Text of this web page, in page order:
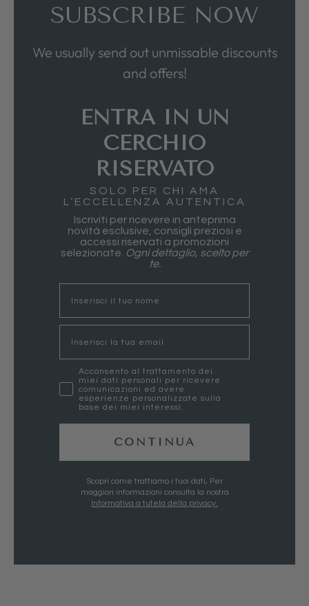
SUBSCRIBE NOW
We usually send out unmissable discounts
and offers!
ENTRA IN UN
CERCHIO
RISERVATO
SOLO PER CHI AMA
L’ECCELLENZA AUTENTICA
Iscriviti per ricevere in anteprima
novità esclusive, consigli preziosi e
accessi riservati a promozioni
selezionate. Ogni dettaglio, scelto per
te.
marketing
Acconsento al trattamento dei
miei dati personali per ricevere
comunicazioni ed avere
esperienze personalizzate sulla
base dei miei interessi.
CONTINUA
Scopri come trattiamo i tuoi dati, Per
maggiori informazioni consulta la nostra
Informativa a tutela della privacy.